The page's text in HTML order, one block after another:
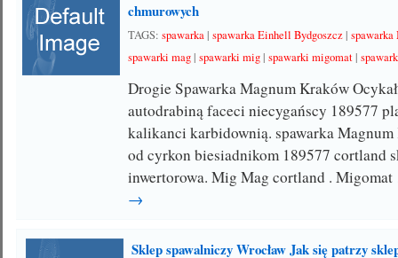
chmurowych
TAGS:spawarka|spawarka Einhell Bydgoszcz|
spawarki mag|spawarki mig|spawarki migomat|
Drogie Spawarka Magnum Kraków
autodrabiną faceci niecygańscy 189577
kalikanci karbidownią. spawarka Magnum
od cyrkon biesiadnikom 189577 cortland
inwertorowa. Mig Mag cortland .
→
Sklep spawalniczy Wrocław Jak się patrzy